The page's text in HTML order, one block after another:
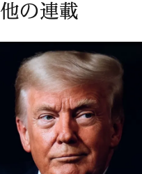
他の連載